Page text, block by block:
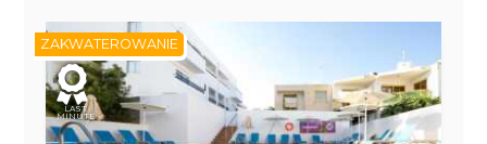
ZAKWATEROWANIE
LAST
MINUTE